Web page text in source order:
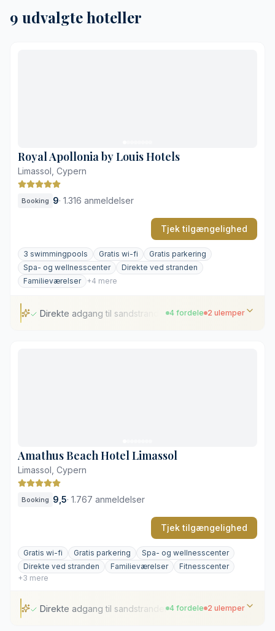
9 udvalgte hoteller
Royal Apollonia by Louis Hotels
Limassol, Cypern
Booking 9· 1.316 anmeldelser
Tjek tilgængelighed
3 swimmingpools Gratis wi-fi
Gratis parkering
Spa- og wellnesscenter
Direkte ved stranden
Familieværelser
+4 mere
Direkte adgang til sandstrand 4 fordele 2 ulemper
Amathus Beach Hotel Limassol
Limassol, Cypern
Booking 9,5· 1.767 anmeldelser
Tjek tilgængelighed
Gratis wi-fi Gratis parkering
Spa- og wellnesscenter
Direkte ved stranden
Familieværelser
Fitnesscenter
+3 mere
Direkte adgang til sandstranden4 fordele 2 ulemper